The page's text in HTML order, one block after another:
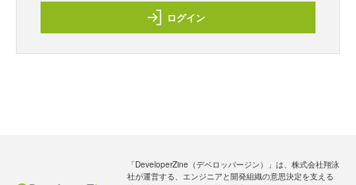
新規会員登録 無料
ログイン